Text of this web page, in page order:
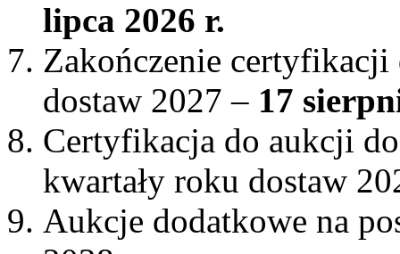
lipca 2026 r.
Zakończenie certyfikacji
dostaw 2027 – 17
Certyfikacja do aukcji
kwartały roku dostaw
Aukcje dodatkowe na